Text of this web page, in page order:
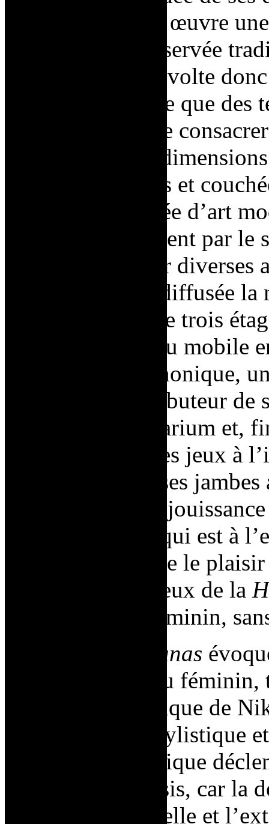
exerce avec cette œuvre
monumentale, réservée
Saint Phalle se révolte
artiste ne fabrique que
que de pouvoir se
la sculpture aux
couleurs vives et
visiteurs au Musée d’art
Les visiteurs entrent par le
peuvent pratiquer
À l’intérieur est diffusée
et l’installation de trois
places, un cerveau mobile
sculpture radiophonique,
ordures, un distributeur
tableaux, un aquarium et,
. Les jeux à
ouvre d’ailleurs ses
l’érotisme et à la
plaisir masculin qui est à
pénétrable évoque le
intérieurs et les jeux de la
et à célébrer le féminin,
Nanas
l’émancipation au
l’évolution artistique de
métamorphose stylistique
processus cathartique
preuve de catharsis, car la
d’agression sexuelle et